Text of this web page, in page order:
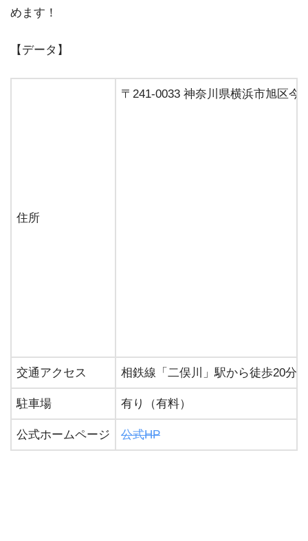
めます！
【データ】
住所
〒241-0033 神奈川県横浜市旭区今
交通アクセス 相鉄線「二俣川」駅から徒歩20分
駐車場 有り（有料）
公式ホームページ 公式HP